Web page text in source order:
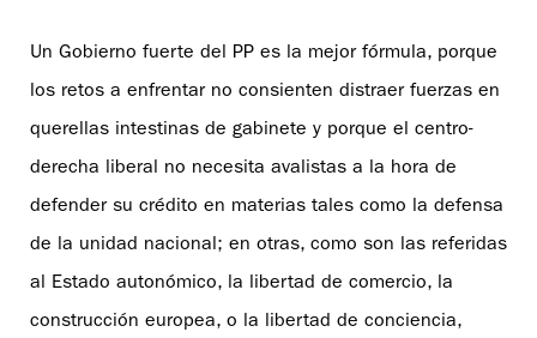
Un Gobierno fuerte del PP es la mejor fórmula, porque
los retos a enfrentar no consienten distraer fuerzas en
querellas intestinas de gabinete y porque el centro-
derecha liberal no necesita avalistas a la hora de
defender su crédito en materias tales como la defensa
de la unidad nacional; en otras, como son las referidas
al Estado autonómico, la libertad de comercio, la
construcción europea, o la libertad de conciencia,